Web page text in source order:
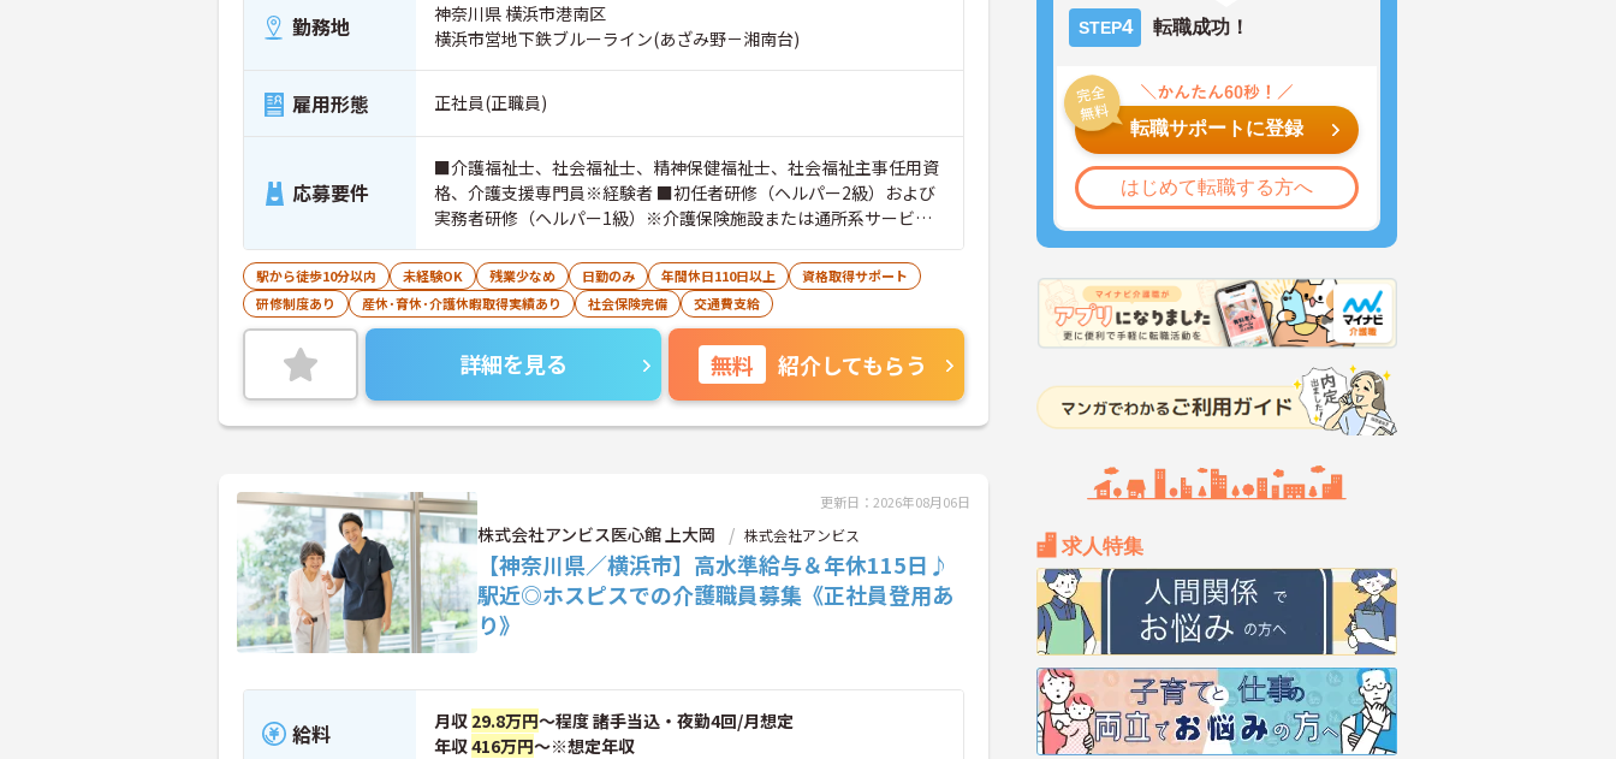
STEP4 転職成功！
転職サポートに登録
はじめて転職する方へ
求人特集
勤務地
神奈川県 横浜市港南区
横浜市営地下鉄ブルーライン(あざみ野－湘南台)
雇用形態 正社員(正職員)
応募要件
■介護福祉士、社会福祉士、精神保健福祉士、社会福祉主事任用資
格、介護支援専門員※経験者 ■初任者研修（ヘルパー2級）および
実務者研修（ヘルパー1級）※介護保険施設または通所系サービス
事業所において常勤で2年以上（勤務日数360日以上）
駅から徒歩10分以内 未経験OK 残業少なめ 日勤のみ 年間休日110日以上
資格取得サポート
研修制度あり
産休･育休･介護休暇取得実績あり 社会保険完備 交通費支給
詳細を見る 無料 紹介してもらう
更新日：2026年08月06日
株式会社アンビス医心館 上大岡 株式会社アンビス
【神奈川県／横浜市】高水準給与＆年休115日♪
駅近◎ホスピスでの介護職員募集《正社員登用あ
り》
給料 月収 29.8万円～程度 諸手当込・夜勤4回/月想定
年収416万円～※想定年収